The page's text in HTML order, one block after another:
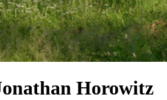
Horowitz